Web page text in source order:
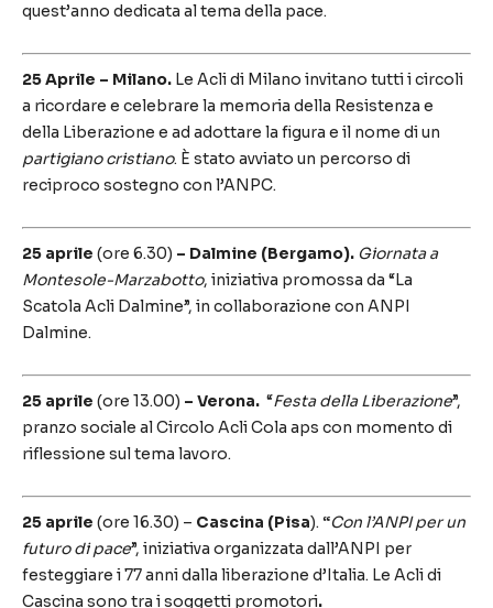
quest’anno dedicata al tema della pace.
25 Aprile – Milano. Le Acli di Milano invitano tutti i circoli
a ricordare e celebrare la memoria della Resistenza e
della Liberazione e ad adottare la figura e il nome di un
partigiano cristiano. È stato avviato un percorso di
reciproco sostegno con l’ANPC.
25 aprile (ore 6.30) – Dalmine (Bergamo). Giornata a
Montesole-Marzabotto, iniziativa promossa da “La
Scatola Acli Dalmine”, in collaborazione con ANPI
Dalmine.
25 aprile (ore 13.00) – Verona. “Festa della Liberazione”,
pranzo sociale al Circolo Acli Cola aps con momento di
riflessione sul tema lavoro.
25 aprile (ore 16.30) – Cascina (Pisa). “Con l’ANPI per un
futuro di pace”, iniziativa organizzata dall’ANPI per
festeggiare i 77 anni dalla liberazione d’Italia. Le Acli di
Cascina sono tra i soggetti promotori.